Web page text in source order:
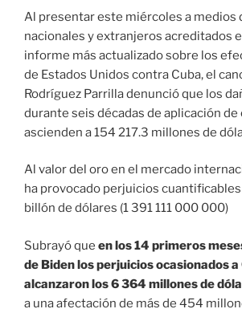
Al presentar este miércoles a medios
nacionales y extranjeros acreditados
informe más actualizado sobre los
de Estados Unidos contra Cuba, el
Rodríguez Parrilla denunció que los
durante seis décadas de aplicación de
ascienden a 154 217.3 millones de
Al valor del oro en el mercado
ha provocado perjuicios
billón de dólares (1 391 111 000 000)
Subrayó que en los 14 primeros
de Biden los perjuicios ocasionados a
alcanzaron los 6 364 millones de
a una afectación de más de 454